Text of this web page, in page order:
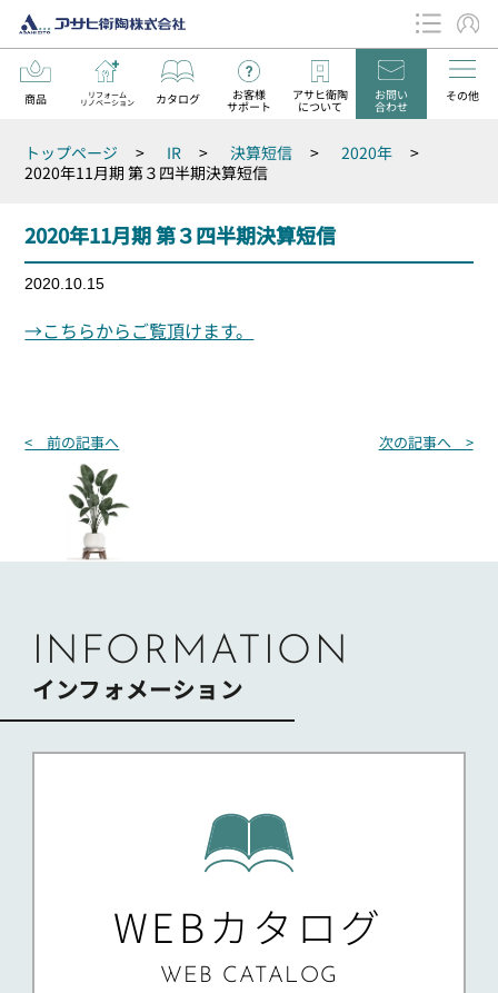
商品 リフォーム
リノベーション カタログ お客様
サポート
アサヒ衛陶
について
お問い
合わせ
その他
データダウンロード
トップページ > IR > 決算短信 > 2020年
>
2020年11月期 第３四半期決算短信
2020年11月期 第３四半期決算短信
2020.10.15
→こちらからご覧頂けます。
投
シ
< 前の記事へ 次の記事へ >
INFORMATION
インフォメーション
WEBカタログ
WEB CATALOG